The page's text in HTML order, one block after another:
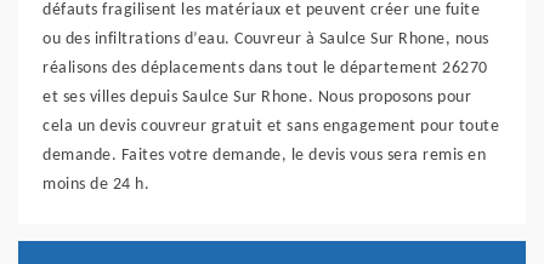
défauts fragilisent les matériaux et peuvent créer une fuite
ou des infiltrations d’eau. Couvreur à Saulce Sur Rhone, nous
réalisons des déplacements dans tout le département 26270
et ses villes depuis Saulce Sur Rhone. Nous proposons pour
cela un devis couvreur gratuit et sans engagement pour toute
demande. Faites votre demande, le devis vous sera remis en
moins de 24 h.